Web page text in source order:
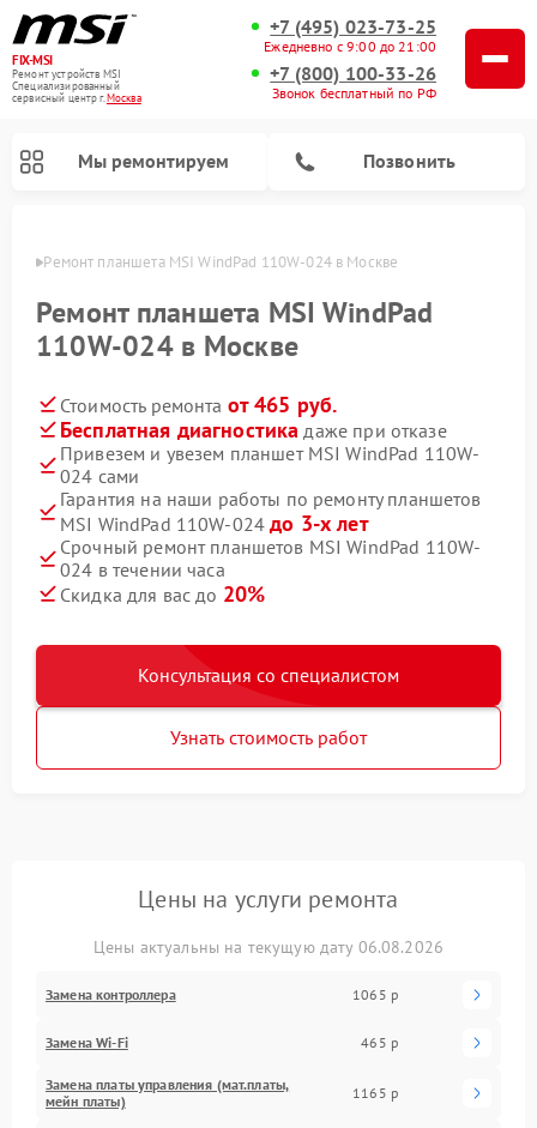
FIX-MSI
Ремонт устройств MSI
Специализированный
cервисный центр г.Москва
+7 (495) 023-73-25
Ежедневно с 9:00 до 21:00
+7 (800) 100-33-26
Звонок бесплатный по РФ
Мы ремонтируем Позвонить
Ремонт планшета MSI WindPad 110W-024 в Москве
Ремонт планшета MSI WindPad
110W-024 в Москве
Стоимость ремонта от 465 руб.
Бесплатная диагностика даже при отказе
Привезем и увезем планшет MSI WindPad 110W-
024 сами
Гарантия на наши работы по ремонту планшетов
MSI WindPad 110W-024до 3-х лет
Срочный ремонт планшетов MSI WindPad 110W-
024 в течении часа
Скидка для вас до 20%
Консультация со специалистом
Узнать стоимость работ
Цены на услуги ремонта
Цены актуальны на текущую дату 06.08.2026
Замена контроллера 1065 р
Замена Wi-Fi 465 р
Замена платы управления (мат.платы,
мейн платы)
1165 р